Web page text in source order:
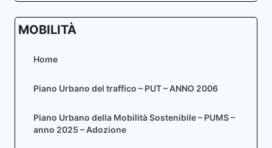
MOBILITÀ
Home
Piano Urbano del traffico – PUT – ANNO 2006
Piano Urbano della Mobilità Sostenibile – PUMS –
anno 2025 – Adozione